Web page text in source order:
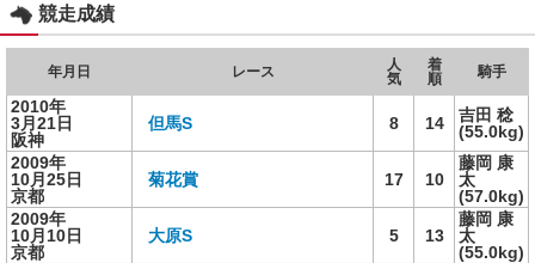
競走成績
年月日 レース
人
気
着
順
騎手
2010年
3月21日
阪神
但馬S 8 14
吉田 稔
(55.0kg)
2009年
10月25日
京都
菊花賞 17 10
藤岡 康
太
(57.0kg)
2009年
10月10日
京都
大原S 5 13
藤岡 康
太
(55.0kg)